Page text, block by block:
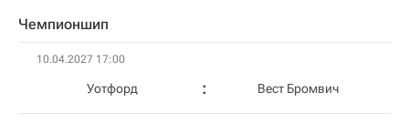
Чемпионшип
10.04.2027 17:00
Уотфорд Вест Бромвич